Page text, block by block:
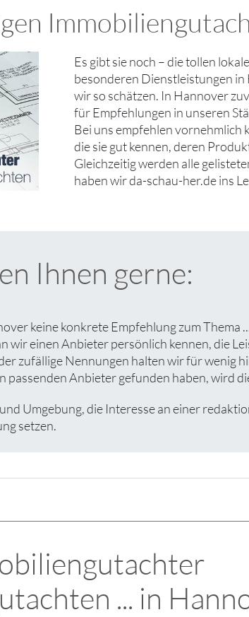
Es gibt sie noch – die tollen
besonderen Dienstleistungen
wir so schätzen. In Hannover
für Empfehlungen in unseren
Bei uns empfehlen vornehmlich
die sie gut kennen, deren
Gleichzeitig werden alle
haben wir da-schau-her.de ins
Ihnen gerne:
keine konkrete Empfehlung zum
wir einen Anbieter persönlich kennen, die
zufällige Nennungen halten wir für wenig
passenden Anbieter gefunden haben, wird
Umgebung, die Interesse an einer
setzen.
... in